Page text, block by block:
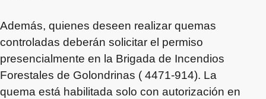
Además, quienes deseen realizar quemas
controladas deberán solicitar el permiso
presencialmente en la Brigada de Incendios
Forestales de Golondrinas ( 4471-914). La
quema está habilitada solo con autorización en